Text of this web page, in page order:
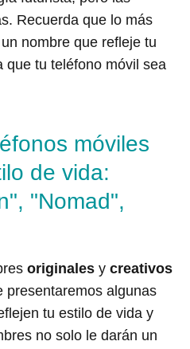
Recuerda que lo más
nombre que refleje tu
que tu teléfono móvil sea
móviles
de vida:
"Nomad",
originales y creativos
presentaremos algunas
tu estilo de vida y
no solo le darán un